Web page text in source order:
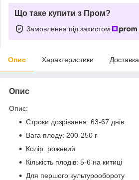
Що таке купити з Пром?
Замовлення під захистом
Опис Характеристики Доставка
Опис
Опис:
Строки дозрівання: 63-67 днів
Вага плоду: 200-250 г
Колір: рожевий
Кількість плодів: 5-6 на китиці
Для першого культурообороту